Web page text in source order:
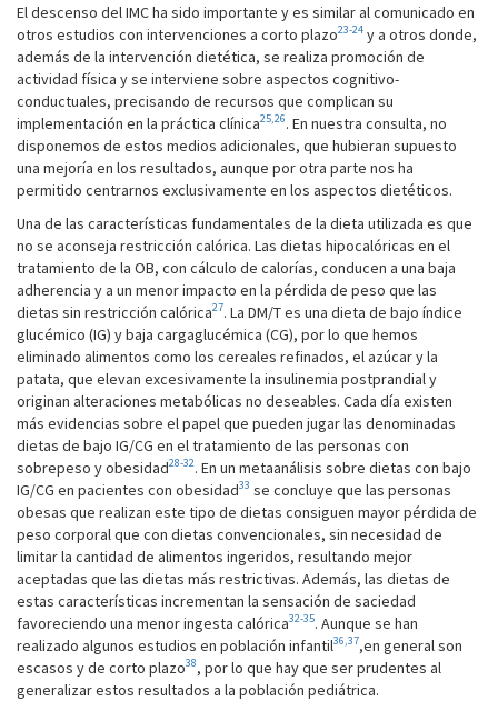
El descenso del IMC ha sido importante y es similar al comunicado en
otros estudios con intervenciones a corto plazo23-24 y a otros donde,
además de la intervención dietética, se realiza promoción de
actividad física y se interviene sobre aspectos cognitivo-
conductuales, precisando de recursos que complican su
implementación en la práctica clínica25,26. En nuestra consulta, no
disponemos de estos medios adicionales, que hubieran supuesto
una mejoría en los resultados, aunque por otra parte nos ha
permitido centrarnos exclusivamente en los aspectos dietéticos.
Una de las características fundamentales de la dieta utilizada es que
no se aconseja restricción calórica. Las dietas hipocalóricas en el
tratamiento de la OB, con cálculo de calorías, conducen a una baja
adherencia y a un menor impacto en la pérdida de peso que las
dietas sin restricción calórica27. La DM/T es una dieta de bajo índice
glucémico (IG) y baja cargaglucémica (CG), por lo que hemos
eliminado alimentos como los cereales refinados, el azúcar y la
patata, que elevan excesivamente la insulinemia postprandial y
originan alteraciones metabólicas no deseables. Cada día existen
más evidencias sobre el papel que pueden jugar las denominadas
dietas de bajo IG/CG en el tratamiento de las personas con
sobrepeso y obesidad28-32. En un metaanálisis sobre dietas con bajo
IG/CG en pacientes con obesidad33 se concluye que las personas
obesas que realizan este tipo de dietas consiguen mayor pérdida de
peso corporal que con dietas convencionales, sin necesidad de
limitar la cantidad de alimentos ingeridos, resultando mejor
aceptadas que las dietas más restrictivas. Además, las dietas de
estas características incrementan la sensación de saciedad
favoreciendo una menor ingesta calórica32-35. Aunque se han
realizado algunos estudios en población infantil36,37,en general son
escasos y de corto plazo38, por lo que hay que ser prudentes al
generalizar estos resultados a la población pediátrica.